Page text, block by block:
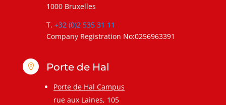
1000 Bruxelles
T. +32 (0)2 535 31 11
Company Registration No:0256963391
 Porte de Hal
Porte de Hal Campus
rue aux Laines, 105